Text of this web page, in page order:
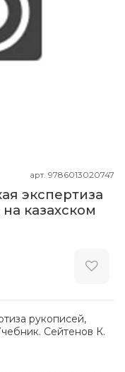
арт. 9786013020747
экспертиза
казахском
рукописей,
Сейтенов К.